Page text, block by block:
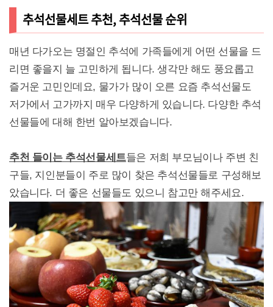
추석선물세트 추천, 추석선물 순위
매년 다가오는 명절인 추석에 가족들에게 어떤 선물을 드
리면 좋을지 늘 고민하게 됩니다. 생각만 해도 풍요롭고
즐거운 고민인데요, 물가가 많이 오른 요즘 추석선물도
저가에서 고가까지 매우 다양하게 있습니다. 다양한 추석
선물들에 대해 한번 알아보겠습니다.
추천 들이는 추석선물세트들은 저희 부모님이나 주변 친
구들, 지인분들이 주로 많이 찾은 추석선물들로 구성해보
았습니다. 더 좋은 선물들도 있으니 참고만 해주세요.